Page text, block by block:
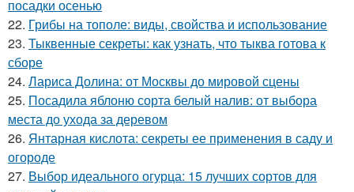
посадки осенью
22. Грибы на тополе: виды, свойства и использование
23. Тыквенные секреты: как узнать, что тыква готова к
сборе
24. Лариса Долина: от Москвы до мировой сцены
25. Посадила яблоню сорта белый налив: от выбора
места до ухода за деревом
26. Янтарная кислота: секреты ее применения в саду и
огороде
27. Выбор идеального огурца: 15 лучших сортов для